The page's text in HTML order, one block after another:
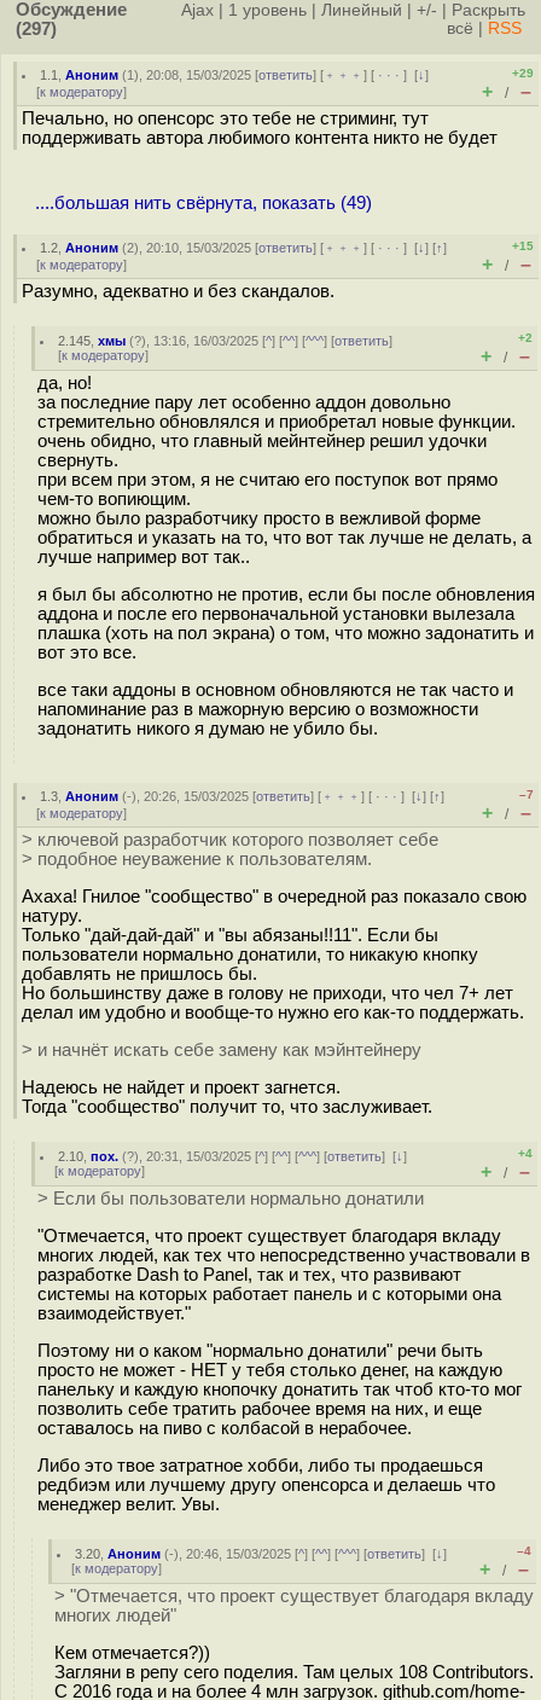
Обсуждение
(297)
Ajax 1 уровень Линейный +/-
Раскрыть
всё
RSS
1.1 ,Аноним (1), 20:08, 15/03/2025 [ответить] [ ﹢﹢﹢] [ · · ·][↓]
[к модератору]
+29
+ / –
Печально, но опенсорс это тебе не стриминг, тут
поддерживать автора любимого контента никто не будет
....большая нить свёрнута, показать (49)
1.2 ,Аноним (2), 20:10, 15/03/2025 [ответить] [ ﹢﹢﹢] [ · · ·][↓] [↑]
[к модератору]
+15
+ / –
Разумно, адекватно и без скандалов.
2.145 ,хмы (?), 13:16, 16/03/2025 [^] [^^] [^^^] [ответить]
[к модератору]
+2
+ / –
да, но!
за последние пару лет особенно аддон довольно
стремительно обновлялся и приобретал новые функции.
очень обидно, что главный мейнтейнер решил удочки
свернуть.
при всем при этом, я не считаю его поступок вот прямо
чем-то вопиющим.
можно было разработчику просто в вежливой форме
обратиться и указать на то, что вот так лучше не делать, а
лучше например вот так..
я был бы абсолютно не против, если бы после обновления
аддона и после его первоначальной установки вылезала
плашка (хоть на пол экрана) о том, что можно задонатить и
вот это все.
все таки аддоны в основном обновляются не так часто и
напоминание раз в мажорную версию о возможности
задонатить никого я думаю не убило бы.
1.3 ,Аноним (-), 20:26, 15/03/2025 [ответить] [ ﹢﹢﹢] [ · · ·][↓] [↑]
[к модератору]
–7
+ / –
> ключевой разработчик которого позволяет себе
> подобное неуважение к пользователям.
Ахаха! Гнилое "сообщество" в очередной раз показало свою
натуру.
Только "дай-дай-дай" и "вы абязаны!!11". Если бы
пользователи нормально донатили, то никакую кнопку
добавлять не пришлось бы.
Но большинству даже в голову не приходи, что чел 7+ лет
делал им удобно и вообще-то нужно его как-то поддержать.
> и начнёт искать себе замену как мэйнтейнеру
Надеюсь не найдет и проект загнется.
Тогда "сообщество" получит то, что заслуживает.
2.10 ,пох. (?), 20:31, 15/03/2025 [^] [^^] [^^^] [ответить][↓]
[к модератору]
+4
+ / –
> Если бы пользователи нормально донатили
"Отмечается, что проект существует благодаря вкладу
многих людей, как тех что непосредственно участвовали в
разработке Dash to Panel, так и тех, что развивают
системы на которых работает панель и с которыми она
взаимодействует."
Поэтому ни о каком "нормально донатили" речи быть
просто не может - НЕТ у тебя столько денег, на каждую
панельку и каждую кнопочку донатить так чтоб кто-то мог
позволить себе тратить рабочее время на них, и еще
оставалось на пиво с колбасой в нерабочее.
Либо это твое затратное хобби, либо ты продаешься
редбиэм или лучшему другу опенсорса и делаешь что
менеджер велит. Увы.
3.20 ,Аноним (-), 20:46, 15/03/2025 [^] [^^] [^^^] [ответить][↓]
[к модератору]
–4
+ / –
> "Отмечается, что проект существует благодаря вкладу
многих людей"
Кем отмечается?))
Загляни в репу сего поделия. Там целых 108 Contributors.
С 2016 года и на более 4 млн загрузок. github.com/home-